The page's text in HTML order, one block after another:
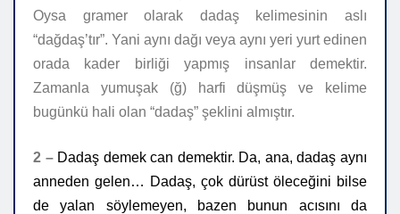
Oysa gramer olarak dadaş kelimesinin aslı
“dağdaş’tır”. Yani aynı dağı veya aynı yeri yurt edinen
orada kader birliği yapmış insanlar demektir.
Zamanla yumuşak (ğ) harfi düşmüş ve kelime
bugünkü hali olan “dadaş” şeklini almıştır.
2 – Dadaş demek can demektir. Da, ana, dadaş aynı
anneden gelen… Dadaş, çok dürüst öleceğini bilse
de yalan söylemeyen, bazen bunun acısını da